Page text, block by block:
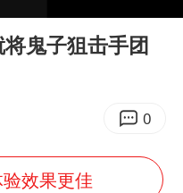
台当局重金为“台独”织“皇帝新衣”
营店飞天茅台提价
鬼子狙击手团
0
效果更佳